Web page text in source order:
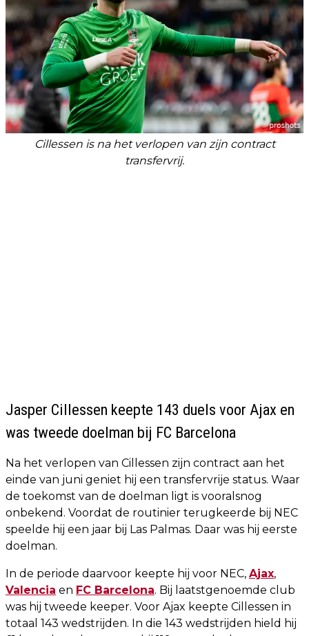
Cillessen is na het verlopen van zijn contract
transfervrij.
Jasper Cillessen keepte 143 duels voor Ajax en
was tweede doelman bij FC Barcelona
Na het verlopen van Cillessen zijn contract aan het
einde van juni geniet hij een transfervrije status. Waar
de toekomst van de doelman ligt is vooralsnog
onbekend. Voordat de routinier terugkeerde bij NEC
speelde hij een jaar bij Las Palmas. Daar was hij eerste
doelman.
In de periode daarvoor keepte hij voor NEC, Ajax,
Valencia en FC Barcelona. Bij laatstgenoemde club
was hij tweede keeper. Voor Ajax keepte Cillessen in
totaal 143 wedstrijden. In die 143 wedstrijden hield hij